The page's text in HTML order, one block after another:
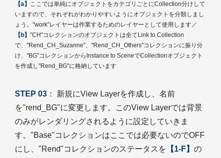
【a】 ここでは単純にオブジェクトをカテゴリごとにCollection分けして
いますので、それぞれがわかりやすいようにオブジェクトを分類しまし
ょう。"work"レイヤーは作業するためのレイヤーとして使用します／
【b】 "CH"コレクションのオブジェクトは全てLink to Collection
で、"Rend_CH_Suzanne"、"Rend_CH_Others"コレクションに振り分
け、"BG"コレクションからInstance to SceneでCollectionオブジェクト
を作成し"Rend_BG"に格納しています
STEP 03 ： 新規にView Layerを作成し、名前
を"rend_BG"に変更します。このView Layerでは背景
のみがレンダリングされるように設定していきま
す。"Base"コレクションはここでは必要ないのでOFF
にし、"Rend"コレクションのステータスを 【1-F】 の